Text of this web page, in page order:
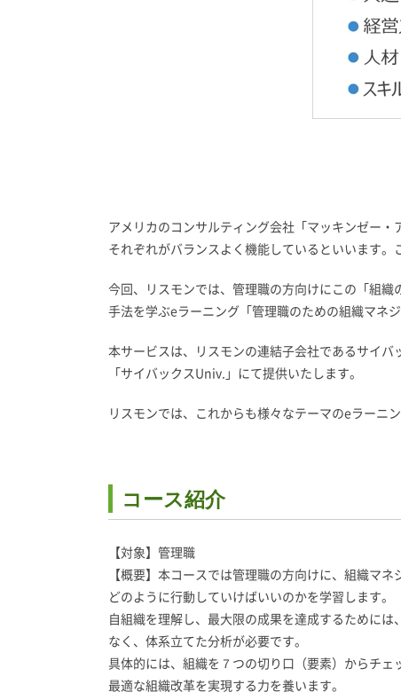
アメリカのコンサルティング会社「マッキンゼー
それぞれがバランスよく機能しているといいます
今回、リスモンでは、管理職の方向けにこの「組
手法を学ぶeラーニング「管理職のための組織マネ
本サービスは、リスモンの連結子会社であるサイ
「サイバックスUniv.」にて提供いたします。
リスモンでは、これからも様々なテーマのeラーニ
コース紹介
【対象】管理職
【概要】本コースでは管理職の方向けに、組織マ
どのように行動していけばいいのかを学習します。
自組織を理解し、最大限の成果を達成するためには
なく、体系立てた分析が必要です。
具体的には、組織を７つの切り口（要素）からチ
最適な組織改革を実現する力を養います。